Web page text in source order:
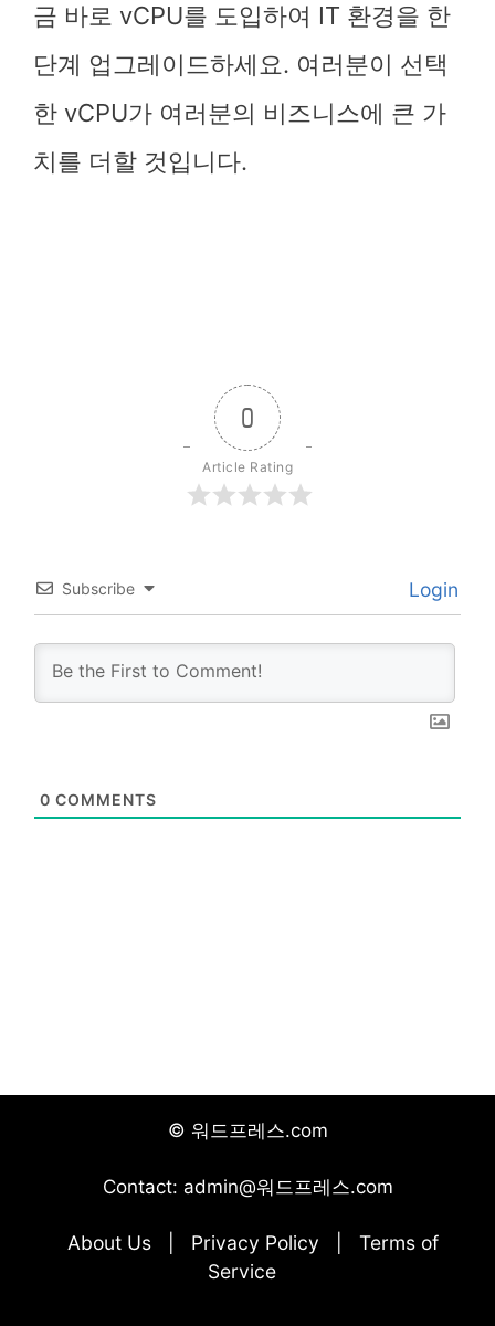
금 바로 vCPU를 도입하여 IT 환경을 한
단계 업그레이드하세요. 여러분이 선택
한 vCPU가 여러분의 비즈니스에 큰 가
치를 더할 것입니다.
0
Article Rating
Subscribe Login
0 COMMENTS
© 워드프레스.com
Contact: admin@워드프레스.com
About Us Privacy Policy
Terms of
Service